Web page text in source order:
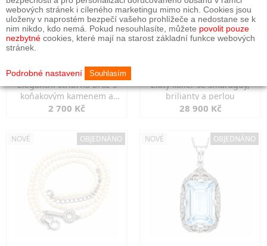
Elegantní stříbrná brož s
koňakovým kamenem a
markazity
2 700 Kč
Zlatý kolier se smaragdy,
brilianty a perlou
28 900 Kč
NOVÉ OBJEDNÁNO NOVÉ OBJEDNÁNO
webových stránek i cíleného marketingu mimo nich. Cookies jsou
uloženy v naprostém bezpečí vašeho prohlížeče a nedostane se k
nim nikdo, kdo nemá. Pokud nesouhlasíte, můžete povolit pouze
nezbytné cookies, které mají na starost základní funkce webových
stránek.
Podrobné nastavení Souhlasím